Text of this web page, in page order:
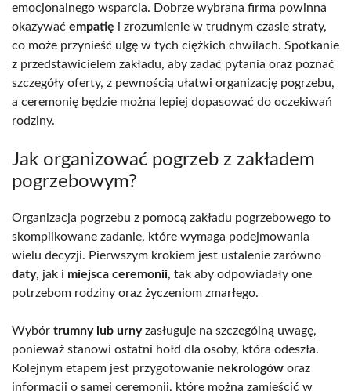
emocjonalnego wsparcia. Dobrze wybrana firma powinna
okazywać empatię i zrozumienie w trudnym czasie straty,
co może przynieść ulgę w tych ciężkich chwilach. Spotkanie
z przedstawicielem zakładu, aby zadać pytania oraz poznać
szczegóły oferty, z pewnością ułatwi organizację pogrzebu,
a ceremonię będzie można lepiej dopasować do oczekiwań
rodziny.
Jak organizować pogrzeb z zakładem
pogrzebowym?
Organizacja pogrzebu z pomocą zakładu pogrzebowego to
skomplikowane zadanie, które wymaga podejmowania
wielu decyzji. Pierwszym krokiem jest ustalenie zarówno
daty, jak i miejsca ceremonii, tak aby odpowiadały one
potrzebom rodziny oraz życzeniom zmarłego.
Wybór trumny lub urnyzasługuje na szczególną uwagę,
ponieważ stanowi ostatni hołd dla osoby, która odeszła.
Kolejnym etapem jest przygotowanie nekrologów oraz
informacji o samej ceremonii, które można zamieścić w